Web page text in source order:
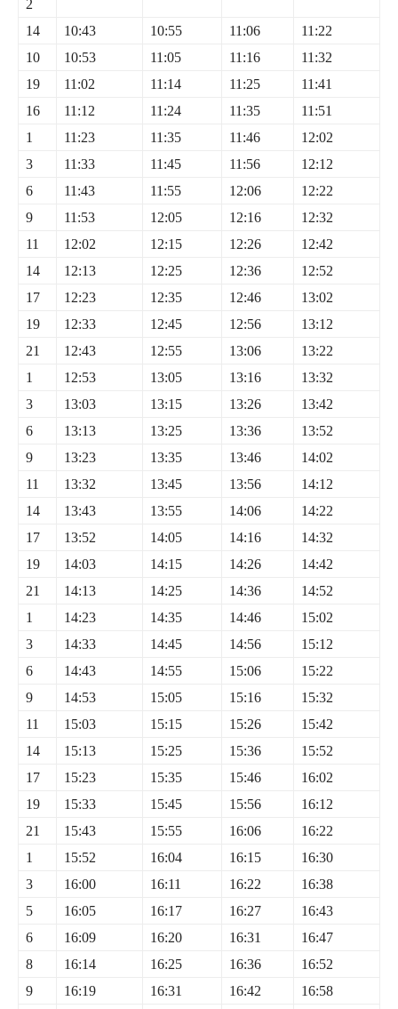
2
14 10:43 10:55 11:06
11:22
10
10:53 11:05 11:16
11:32
19
11:02 11:14 11:25
11:41
16
11:12 11:24 11:35
11:51
1
11:23 11:35 11:46
12:02
3
11:33 11:45 11:56
12:12
6
11:43 11:55 12:06
12:22
9
11:53 12:05 12:16
12:32
11
12:02 12:15 12:26
12:42
14
12:13 12:25 12:36
12:52
17
12:23 12:35 12:46
13:02
19
12:33 12:45 12:56
13:12
21
12:43 12:55 13:06
13:22
1
12:53 13:05 13:16
13:32
3
13:03 13:15 13:26
13:42
6
13:13 13:25 13:36
13:52
9
13:23 13:35 13:46
14:02
11
13:32 13:45 13:56
14:12
14
13:43 13:55 14:06
14:22
17
13:52 14:05 14:16
14:32
19
14:03 14:15 14:26
14:42
21
14:13 14:25 14:36
14:52
1
14:23 14:35 14:46
15:02
3
14:33 14:45 14:56
15:12
6
14:43 14:55 15:06
15:22
9
14:53 15:05 15:16
15:32
11
15:03 15:15 15:26
15:42
14
15:13 15:25 15:36
15:52
17
15:23 15:35 15:46
16:02
19
15:33 15:45 15:56
16:12
21
15:43 15:55 16:06
16:22
1
15:52 16:04 16:15
16:30
3
16:00 16:11 16:22
16:38
5
16:05 16:17 16:27
16:43
6
16:09 16:20 16:31
16:47
8
16:14 16:25 16:36
16:52
9
16:19 16:31 16:42 16:58